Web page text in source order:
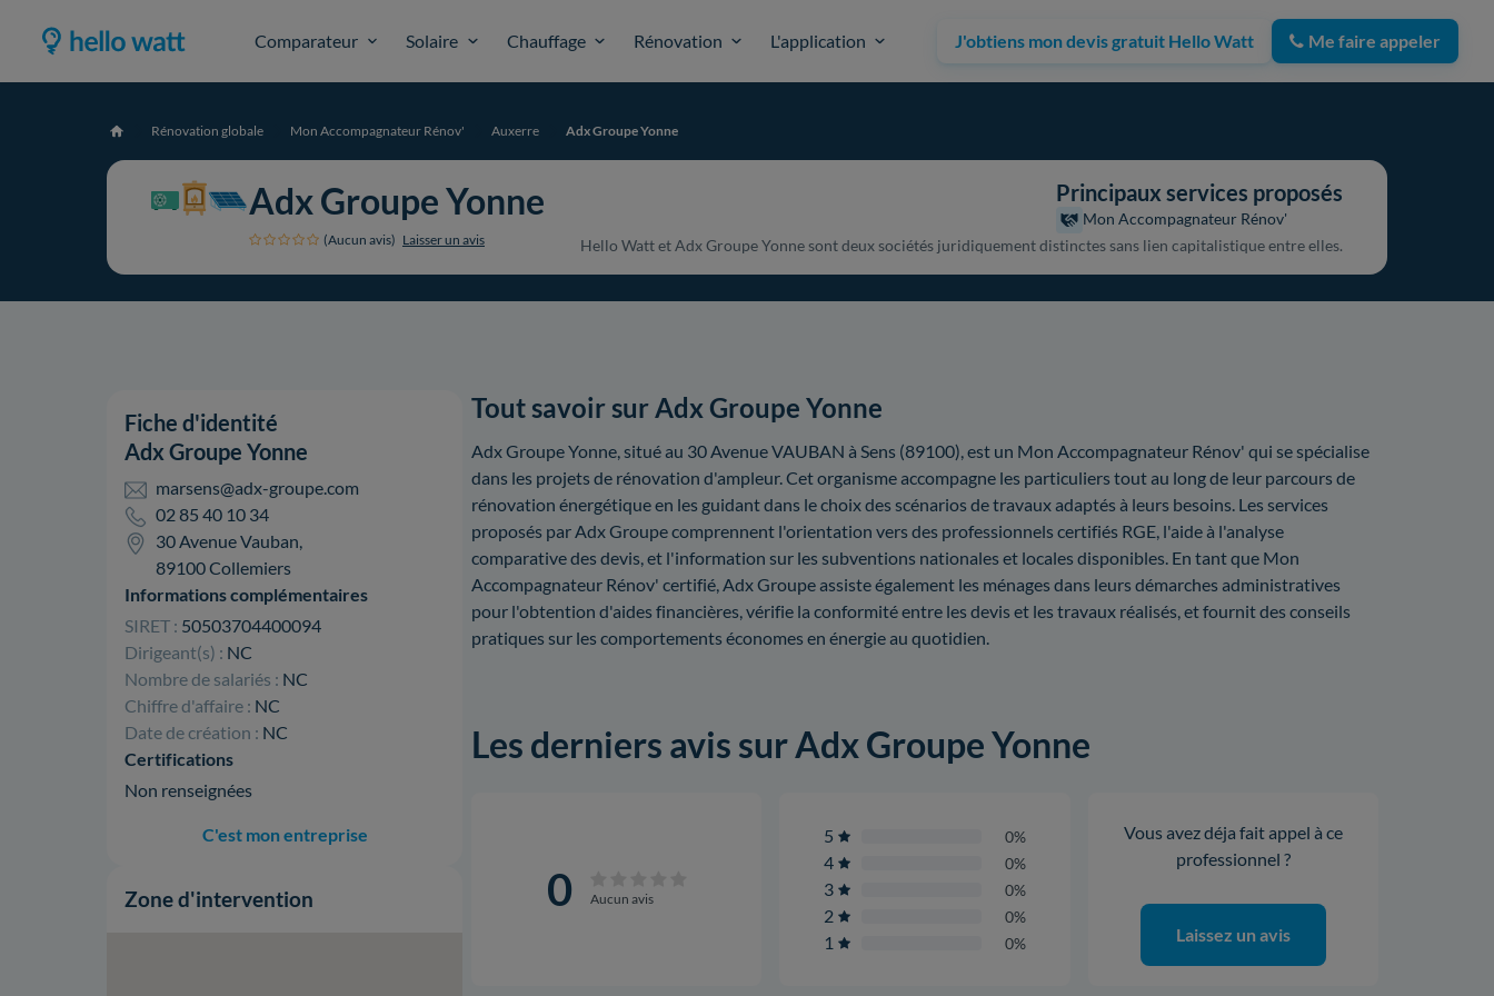
Comparateur Solaire Chauffage Rénovation L'application J'obtiens mon devis gratuit Hello Watt Me faire appeler
Accueil Rénovation globale Mon Accompagnateur Rénov' Auxerre Adx Groupe Yonne
Adx Groupe Yonne
(Aucun avis) Laisser un avis
Principaux services proposés
Mon Accompagnateur Rénov'
Hello Watt et Adx Groupe Yonne sont deux sociétés juridiquement distinctes sans lien capitalistique entre elles.
Fiche d'identité
Adx Groupe Yonne
marsens@adx-groupe.com
02 85 40 10 34
30 Avenue Vauban,
89100 Collemiers
Informations complémentaires
SIRET : 50503704400094
Dirigeant(s) : NC
Nombre de salariés : NC
Chiffre d'affaire : NC
Date de création : NC
Certifications
Non renseignées
C'est mon entreprise
Zone d'intervention
Tout savoir sur Adx Groupe Yonne
Adx Groupe Yonne, situé au 30 Avenue VAUBAN à Sens (89100), est un Mon Accompagnateur Rénov' qui se spécialise
dans les projets de rénovation d'ampleur. Cet organisme accompagne les particuliers tout au long de leur parcours de
rénovation énergétique en les guidant dans le choix des scénarios de travaux adaptés à leurs besoins. Les services
proposés par Adx Groupe comprennent l'orientation vers des professionnels certifiés RGE, l'aide à l'analyse
comparative des devis, et l'information sur les subventions nationales et locales disponibles. En tant que Mon
Accompagnateur Rénov' certifié, Adx Groupe assiste également les ménages dans leurs démarches administratives
pour l'obtention d'aides financières, vérifie la conformité entre les devis et les travaux réalisés, et fournit des conseils
pratiques sur les comportements économes en énergie au quotidien.
Les derniers avis sur Adx Groupe Yonne
0 Aucun avis
5 0%
4 0%
3 0%
2 0%
1 0%
Vous avez déja fait appel à ce
professionnel ?
Laissez un avis